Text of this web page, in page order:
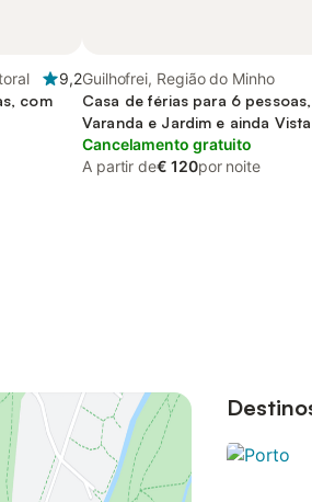
9,2
com
Guilhofrei, Região do Minho
Casa de férias para 6
Varanda e Jardim e ainda
lago
Cancelamento gratuito
A partir de€ 120por noite